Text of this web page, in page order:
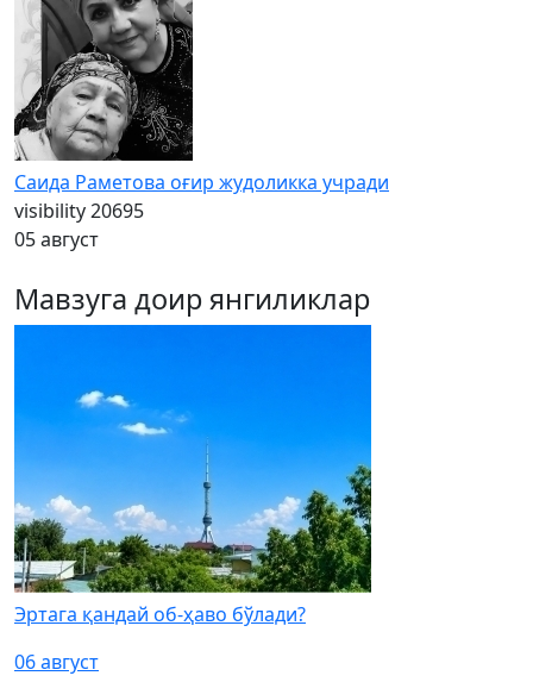
Саида Раметова оғир жудоликка учради
visibility20695
05 август
Мавзуга доир янгиликлар
Эртага қандай об-ҳаво бўлади?
06 август